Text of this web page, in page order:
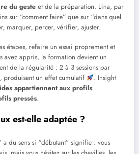
du geste et de la préparation. Lina, par
sur “comment faire” que sur “dans quel
marquer, percer, vérifier, ajuster.
étapes, refaire un essai proprement et
avez appris, la formation devient un
de la régularité : 2 à 3 sessions par
produisent un effet cumulatif
. Insight
appartiennent aux profils
pressés.
est-elle adaptée ?
a du sens si “débutant” signifie : vous